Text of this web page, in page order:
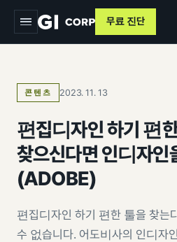
서비스
트래킹 & 애널리틱스
데이터 파이프라인
크리에이티브
목적별
커머스 매출 증대
고객 DB 수집
교육
사례
무료 진단
콘텐츠 2023. 11. 13
편집디자인 하기 편
찾으신다면 인디자인
(ADOBE)
편집디자인 하기 편한 툴을 찾는
수 없습니다. 어도비사의 인디자